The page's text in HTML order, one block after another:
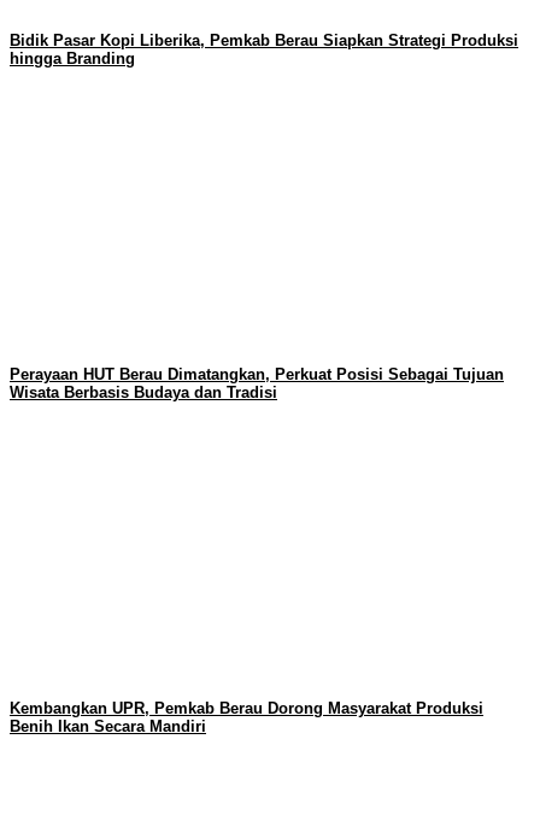
Bidik Pasar Kopi Liberika, Pemkab Berau Siapkan Strategi Produksi
hingga Branding
Perayaan HUT Berau Dimatangkan, Perkuat Posisi Sebagai Tujuan
Wisata Berbasis Budaya dan Tradisi
Kembangkan UPR, Pemkab Berau Dorong Masyarakat Produksi
Benih Ikan Secara Mandiri